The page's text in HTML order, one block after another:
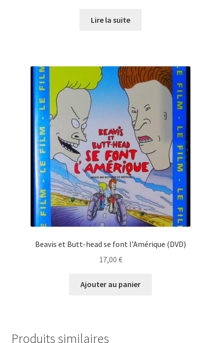
Lire la suite
Beavis et Butt-head se font l’Amérique (DVD)
17,00 €
Ajouter au panier
Produits similaires